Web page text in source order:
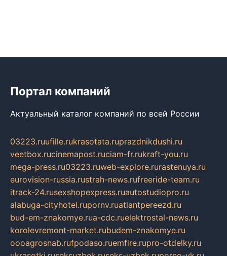
Портал компаний
Актуальный каталог компаний по всей России
03223.ruufille.rukrasotata.ruprazdnikdushi.ru
veetbox.rucinemapost.ruciam-fr.rukraft-you.ru
mega-press.ru03223.ruweb-explore.rurastenuya.ru
eurovision-russia.rustrah-news.rufreeride-team.ru
itrack-24.rusexshopexpress.ruautostudiopro.ru
alabuga-cityhotel.rupornv.ruatlantpereezd.ru
bud-em-znakomye.rua-cdc.ruelektrostal-news.ru
korolevremont-market.rubudem-znakomye.ru
oooagrosnab.rufpodaso.ruemfire.rupro-otdelky.ru